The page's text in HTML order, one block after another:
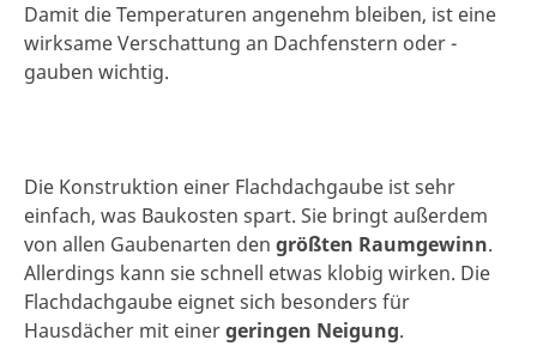
Damit die Temperaturen angenehm bleiben, ist eine
wirksame Verschattung an Dachfenstern oder -
gauben wichtig.
Die Konstruktion einer Flachdachgaube ist sehr
einfach, was Baukosten spart. Sie bringt außerdem
von allen Gaubenarten den größten Raumgewinn.
Allerdings kann sie schnell etwas klobig wirken. Die
Flachdachgaube eignet sich besonders für
Hausdächer mit einergeringen Neigung.